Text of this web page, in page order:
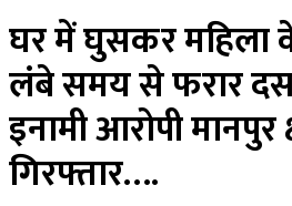
घर में घुसकर महिला
लंबे समय से फरार
इनामी आरोपी मानपुर
गिरफ्तार….